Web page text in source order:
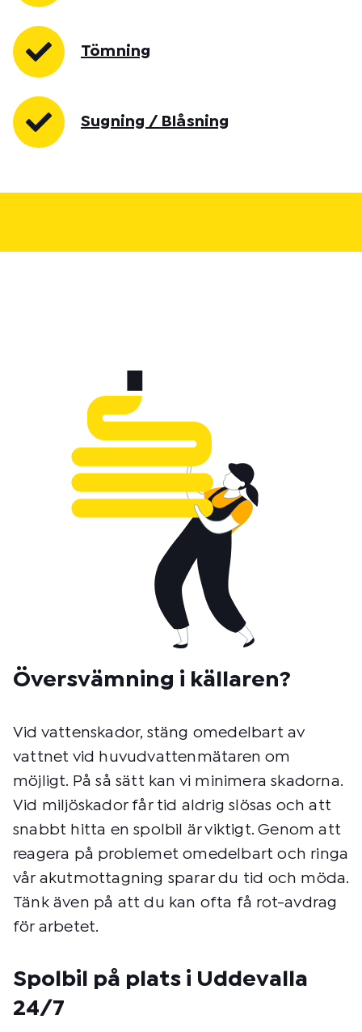
Tömning
Sugning / Blåsning
Översvämning i källaren?
Vid vattenskador, stäng omedelbart av
vattnet vid huvudvattenmätaren om
möjligt. På så sätt kan vi minimera skadorna.
Vid miljöskador får tid aldrig slösas och att
snabbt hitta en spolbil är viktigt. Genom att
reagera på problemet omedelbart och ringa
vår akutmottagning sparar du tid och möda.
Tänk även på att du kan ofta få rot-avdrag
för arbetet.
Spolbil på plats i Uddevalla
24/7